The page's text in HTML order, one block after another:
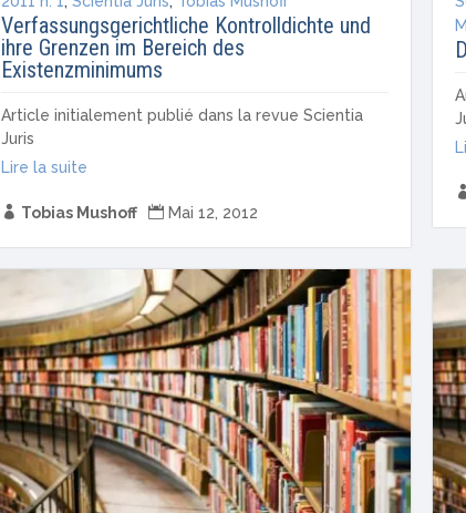
Verfassungsgerichtliche Kontrolldichte und
ihre Grenzen im Bereich des
Existenzminimums
Article initialement publié dans la revue Scientia
Juris
Lire la suite
 Tobias Mushoff  Mai 12, 2012